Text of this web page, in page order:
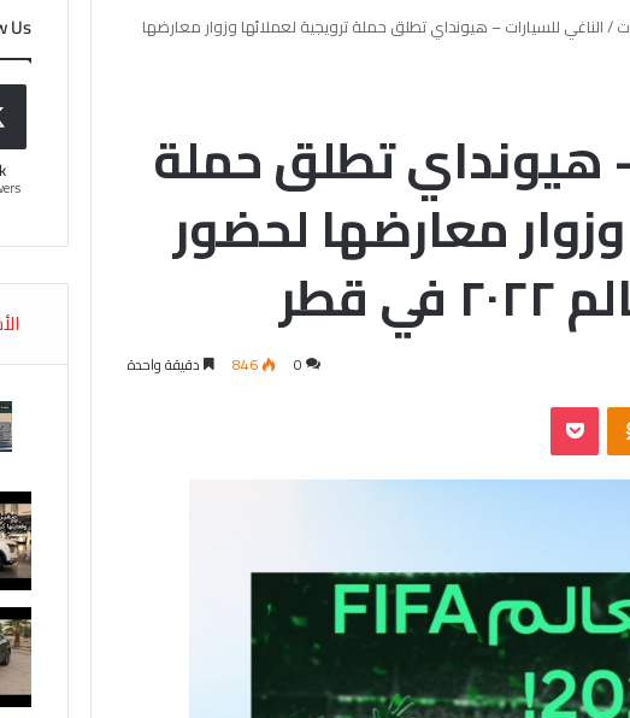
/الناغي للسيارات – هيونداي تطلق حملة ترويجية لعملائها وزوار معارضها
هيونداي تطلق حملة
معارضها لحضور
0
846 دقيقة واحدة
Us